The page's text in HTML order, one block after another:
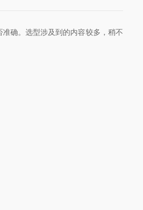
确。选型涉及到的内容较多，稍不